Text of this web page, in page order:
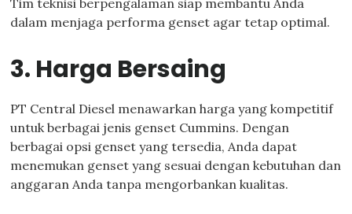
Tim teknisi berpengalaman siap membantu Anda
dalam menjaga performa genset agar tetap optimal.
3. Harga Bersaing
PT Central Diesel menawarkan harga yang kompetitif
untuk berbagai jenis genset Cummins. Dengan
berbagai opsi genset yang tersedia, Anda dapat
menemukan genset yang sesuai dengan kebutuhan dan
anggaran Anda tanpa mengorbankan kualitas.